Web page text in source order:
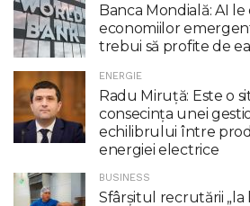
Banca Mondială: AI
economiilor
trebui să profite de ea
ENERGIE
Radu Miruţă: Este o
consecinţa unei
echilibrului între
energiei electrice
BUSINESS
Sfârșitul recrutării „la